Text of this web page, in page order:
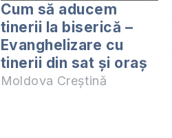
Cum să aducem
tinerii la biserică –
Evanghelizare cu
tinerii din sat și oraș
Moldova Creștină